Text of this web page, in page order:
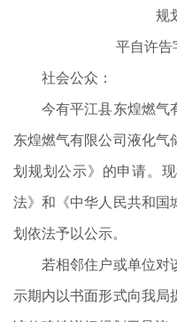
规划
平自许告
社会公众：
今有平江县东煌燃气
东煌燃气有限公司液化气
划规划公示》的申请。
法》和《中华人民共和国
划依法予以公示。
若相邻住户或单位对
示期内以书面形式向我局